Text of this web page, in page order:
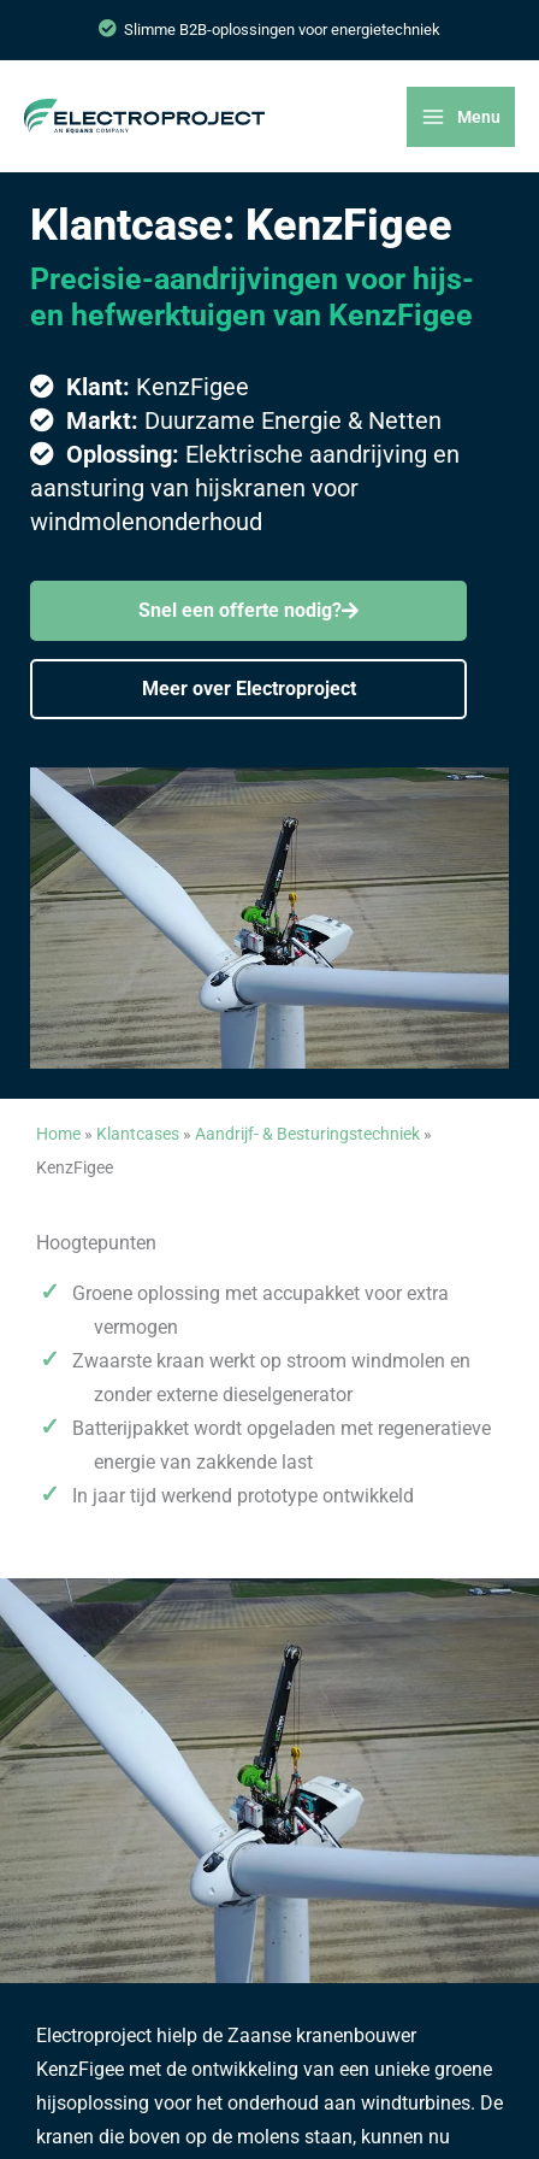
Slimme B2B-oplossingen voor energietechniek
Menu
Klantcase: KenzFigee
Precisie-aandrijvingen voor hijs-
en hefwerktuigen van KenzFigee
Klant: KenzFigee
Markt: Duurzame Energie & Netten
Oplossing: Elektrische aandrijving en
aansturing van hijskranen voor
windmolenonderhoud
Snel een offerte nodig?
Meer over Electroproject
Home » Klantcases » Aandrijf- & Besturingstechniek »
KenzFigee
Hoogtepunten
Groene oplossing met accupakket voor extra
vermogen
Zwaarste kraan werkt op stroom windmolen en
zonder externe dieselgenerator
Batterijpakket wordt opgeladen met regeneratieve
energie van zakkende last
In jaar tijd werkend prototype ontwikkeld
Electroproject hielp de Zaanse kranenbouwer
KenzFigee met de ontwikkeling van een unieke groene
hijsoplossing voor het onderhoud aan windturbines. De
kranen die boven op de molens staan, kunnen nu